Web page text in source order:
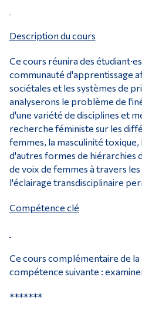
Description du cours
Ce cours réunira des
communauté d'apprentissage
sociétales et les systèmes de
analyserons le problème de
d'une variété de disciplines et
recherche féministe sur les
femmes, la masculinité
d'autres formes de hiérarchies
de voix de femmes à travers
l'éclairage transdisciplinaire
Compétence clé
Ce cours complémentaire de
compétence suivante :
*******